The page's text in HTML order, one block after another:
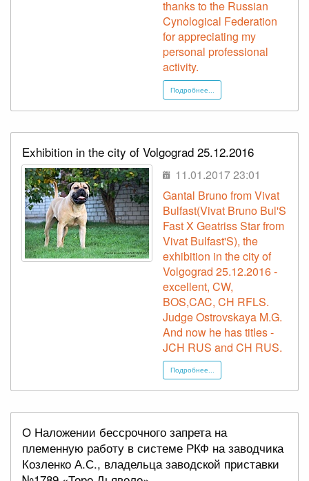
thanks to the Russian
Cynological Federation
for appreciating my
personal professional
activity.
Подробнее...
Exhibition in the city of Volgograd 25.12.2016
11.01.2017 23:01
Gantal Bruno from Vivat
Bulfast(Vivat Bruno Bul'S
Fast X Geatriss Star from
Vivat Bulfast'S), the
exhibition in the city of
Volgograd 25.12.2016 -
excellent, CW,
BOS,CAC, CH RFLS.
Judge Ostrovskaya M.G.
And now he has titles -
JCH RUS and CH RUS.
Подробнее...
О Наложении бессрочного запрета на
племенную работу в системе РКФ на заводчика
Козленко А.С., владельца заводской приставки